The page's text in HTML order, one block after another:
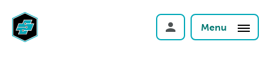
Menu